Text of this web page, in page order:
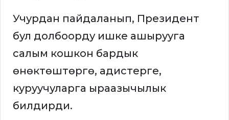
Учурдан пайдаланып, Президент
бул долбоорду ишке ашырууга
салым кошкон бардык
өнөктөштөргө, адистерге,
куруучуларга ыраазычылык
билдирди.